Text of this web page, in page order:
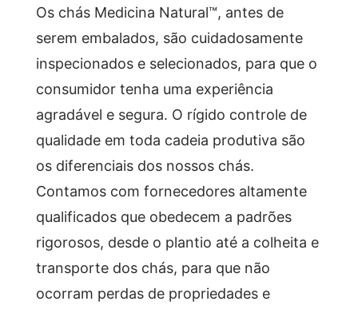
Os chás Medicina Natural™, antes de
serem embalados, são cuidadosamente
inspecionados e selecionados, para que o
consumidor tenha uma experiência
agradável e segura. O rígido controle de
qualidade em toda cadeia produtiva são
os diferenciais dos nossos chás.
Contamos com fornecedores altamente
qualificados que obedecem a padrões
rigorosos, desde o plantio até a colheita e
transporte dos chás, para que não
ocorram perdas de propriedades e